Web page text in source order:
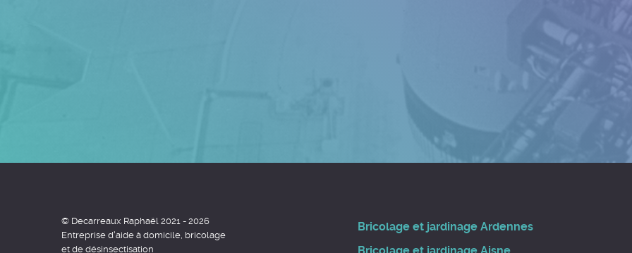
© Decarreaux Raphaël 2021 - 2026
Entreprise d'aide à domicile, bricolage
et de désinsectisation
Bricolage et jardinage Ardennes
Bricolage et jardinage Aisne